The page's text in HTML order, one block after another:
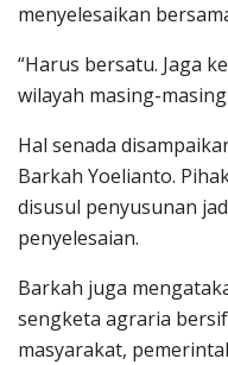
menyelesaikan
“Harus bersatu. Jaga
wilayah masing-
Hal senada
Barkah Yoelianto.
disusul penyusunan
penyelesaian.
Barkah juga
sengketa agraria
masyarakat,